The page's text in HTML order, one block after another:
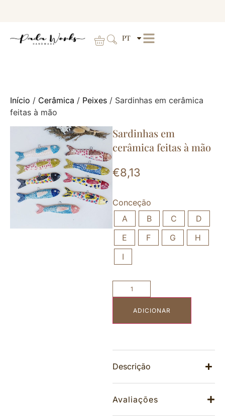
PT
Início / Cerâmica / Peixes / Sardinhas em cerâmica
feitas à mão
Sardinhas em
cerâmica feitas à mão
€8,13
Conceção
A
B C
D
E
F G
H
I
ADICIONAR
Descrição
Avaliações